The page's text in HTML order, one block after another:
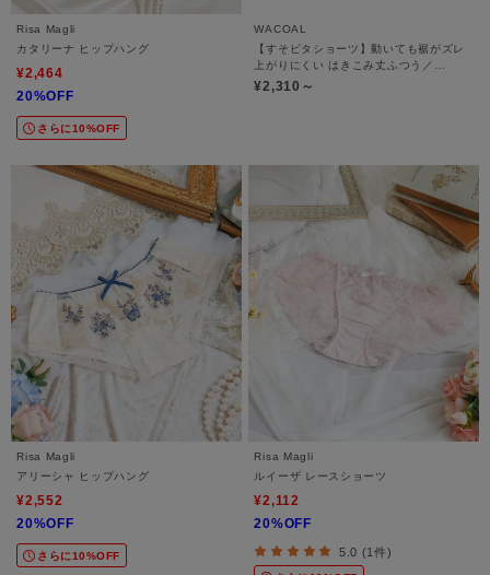
Risa Magli
カタリーナ ヒップハング
¥2,464
20%OFF
さらに10%OFF
WACOAL
【すそピタショーツ】動いても裾がズレ
上がりにくい はきこみ丈ふつう／
PPD265
¥2,310～
Risa Magli
アリーシャ ヒップハング
¥2,552
20%OFF
さらに10%OFF
Risa Magli
ルイーザ レースショーツ
¥2,112
20%OFF
5.0 (1件)